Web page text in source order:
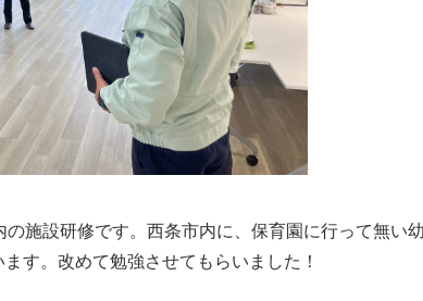
施設研修です。西条市内に、保育園に行って無
す。改めて勉強させてもらいました！